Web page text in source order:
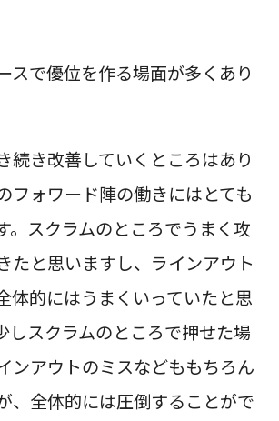
で優位を作る場面が多くあり
続き改善していくところはあり
フォワード陣の働きにはとても
。スクラムのところでうまく攻
たと思いますし、ラインアウト
体的にはうまくいっていたと思
しスクラムのところで押せた場
ンアウトのミスなどももちろん
、全体的には圧倒することがで